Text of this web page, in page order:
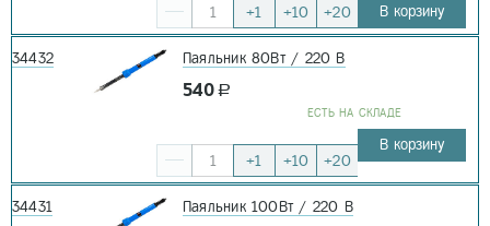
В корзину
+1 +10 +20
34432 Паяльник 80Вт / 220 В
540 a
EСТЬ НА СКЛАДЕ
В корзину
+1
+10 +20
34431 Паяльник 100Вт / 220 В